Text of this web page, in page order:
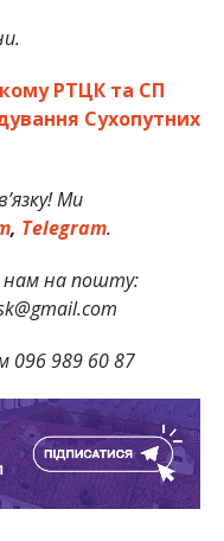
РТЦК та СП
Сухопутних
Ми
, Telegram.
нам на пошту:
096 989 60 87